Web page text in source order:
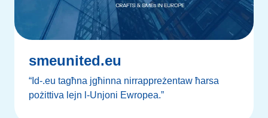
smeunited.eu
“Id-.eu tagħna jgħinna nirrappreżentaw ħarsa
pożittiva lejn l-Unjoni Ewropea.”